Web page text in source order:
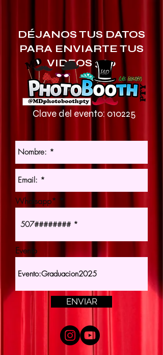
DÉJANOS TUS DATOS
PARA ENVIARTE TUS
VIDEOS 360
Clave del evento: 010225
Whatsapp*
Evento
ENVIAR